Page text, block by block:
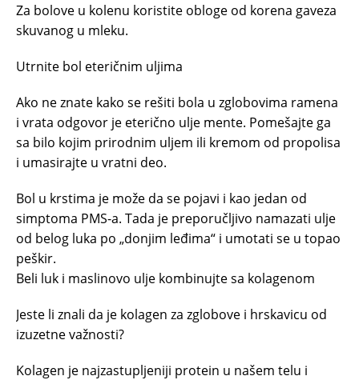
Za bolove u kolenu koristite obloge od korena gaveza
skuvanog u mleku.
Utrnite bol eteričnim uljima
Ako ne znate kako se rešiti bola u zglobovima ramena
i vrata odgovor je eterično ulje mente. Pomešajte ga
sa bilo kojim prirodnim uljem ili kremom od propolisa
i umasirajte u vratni deo.
Bol u krstima je može da se pojavi i kao jedan od
simptoma PMS-a. Tada je preporučljivo namazati ulje
od belog luka po „donjim leđima“ i umotati se u topao
peškir.
Beli luk i maslinovo ulje kombinujte sa kolagenom
Jeste li znali da je kolagen za zglobove i hrskavicu od
izuzetne važnosti?
Kolagen je najzastupljeniji protein u našem telu i